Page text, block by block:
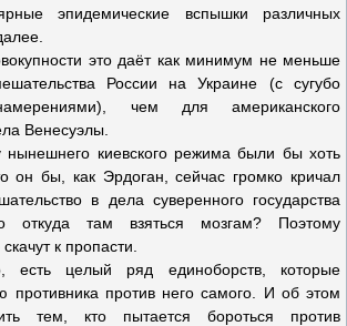
эпидемические вспышки различных
это даёт как минимум не меньше
России на Украине (с сугубо
чем для американского
Венесуэлы.
киевского режима были бы хоть
он бы, как Эрдоган, сейчас громко кричал
в дела суверенного государства
откуда там взяться мозгам? Поэтому
к пропасти.
есть целый ряд единоборств, которые
противника против него самого. И об этом
тем, кто пытается бороться против